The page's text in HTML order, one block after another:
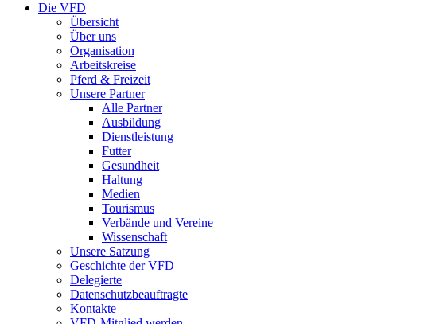
Die VFD
Übersicht
Über uns
Organisation
Arbeitskreise
Pferd & Freizeit
Unsere Partner
Alle Partner
Ausbildung
Dienstleistung
Futter
Gesundheit
Haltung
Medien
Tourismus
Verbände und Vereine
Wissenschaft
Unsere Satzung
Geschichte der VFD
Delegierte
Datenschutzbeauftragte
Kontakte